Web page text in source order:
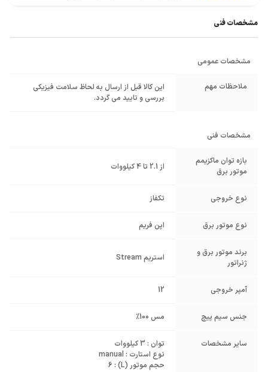
مشخصات فنی
مشخصات عمومی
ملاحظات مهم
این کالا قبل از ارسال به لحاظ سلامت فیزیکی
بررسی و تایید می گردد.
مشخصات فنی
بازه توان ماکزیمم
موتور برق
از 2.1 تا 4 کیلووات
نوع خروجی تکفاز
نوع موتور برق اپن فریم
برند موتور برق و
ژنراتور
استریم Stream
آمپر خروجی 12
جنس سیم پیچ مس 100%
سایر مشخصات
توان : 3 کیلووات
نوع استارت : manual
حجم موتور (L) : 6